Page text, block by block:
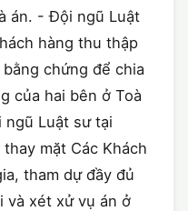
án. - Đội ngũ Luật
hàng thu thập
chứng để chia
của hai bên ở Toà
ngũ Luật sư tại
mặt Các Khách
tham dự đầy đủ
và xét xử vụ án ở